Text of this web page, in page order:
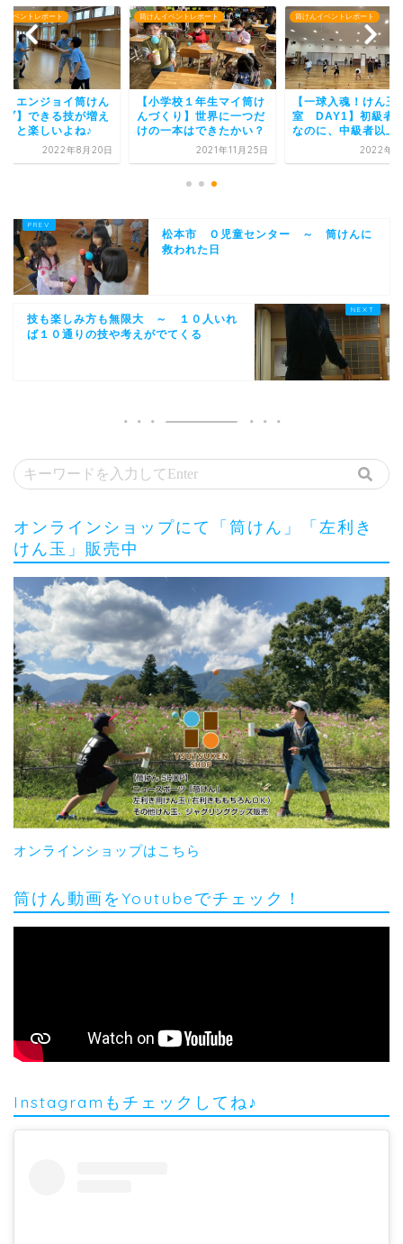
イベントレポート
学校１年生マイ筒け
くり】世界に一つだ
一本はできたかい？
2021年11月25日
筒けんイベントレポート
【一球入魂！けん玉教
室 DAY1】初級者向け
なのに、中級者以上！？
2022年8月3日
筒けんイベントレポート
【８月エンジョイ筒
クラブ】できる技が
ていくと楽しいよね♪
2022年8
松本市 Ｏ児童センター ～ 筒けんに
救われた日
技も楽しみ方も無限大 ～ １０人いれ
ば１０通りの技や考えがでてくる
オンラインショップにて「筒けん」「左利き
けん玉」販売中
オンラインショップはこちら
筒けん動画をYoutubeでチェック！
Instagramもチェックしてね♪